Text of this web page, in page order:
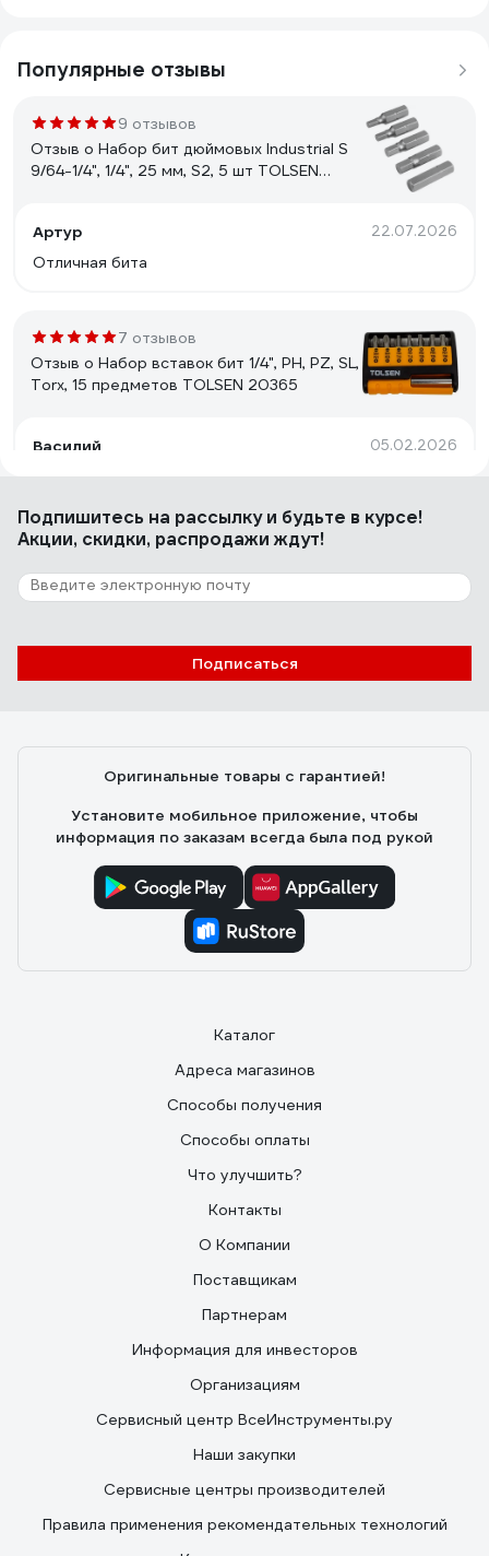
Популярные отзывы
9 отзывов
Отзыв о Набор бит дюймовых Industrial S
9/64-1/4", 1/4", 25 мм, S2, 5 шт TOLSEN
Артур
22.07.2026
Отличная бита
7 отзывов
Отзыв о Набор вставок бит 1/4", PH, PZ, SL,
Torx, 15 предметов TOLSEN 20365
Василий 05.02.2026
брал из-за звездочек
3 отзыва
Отзыв о Набор вставок (бит) 1/4", PH, PZ,
Hex, Torx, Slotted, 11 предметов TOLSEN
Подпишитесь на рассылкуи будьте в курсе!
Акции, скидки, распродажи ждут!
Подписаться
Оригинальные товары с гарантией!
Установите мобильное приложение, чтобы
информация по заказам всегда была под рукой
Каталог
Адреса магазинов
Способы получения
Способы оплаты
Что улучшить?
Контакты
О Компании
Поставщикам
Партнерам
Информация для инвесторов
Организациям
Сервисный центр ВсеИнструменты.ру
Наши закупки
Сервисные центры производителей
Правила применения рекомендательных технологий